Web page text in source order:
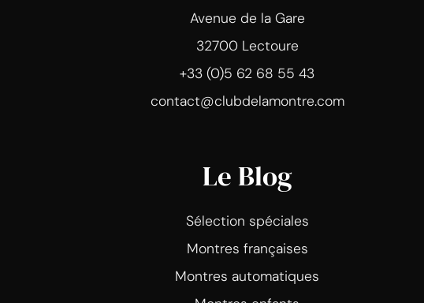
Avenue de la Gare
32700 Lectoure
+33 (0)5 62 68 55 43
contact@clubdelamontre.com
Le Blog
Sélection spéciales
Montres françaises
Montres automatiques